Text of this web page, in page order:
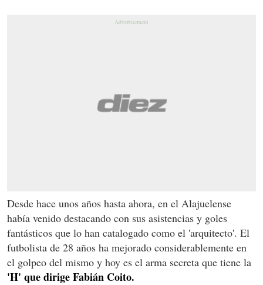
Desde hace unos años hasta ahora, en el Alajuelense
había venido destacando con sus asistencias y goles
fantásticos que lo han catalogado como el 'arquitecto'. El
futbolista de 28 años ha mejorado considerablemente en
el golpeo del mismo y hoy es el arma secreta que tiene la
'H' que dirige Fabián Coito.